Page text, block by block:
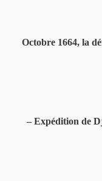
Octobre 1664, la
– Expédition de